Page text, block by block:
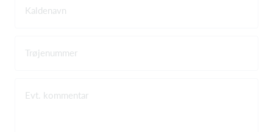
Kaldenavn
Trøjenummer
Evt. kommentar